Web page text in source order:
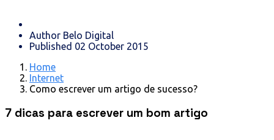
Author Belo Digital
Published 02 October 2015
Home
Internet
Como escrever um artigo de sucesso?
7 dicas para escrever um bom artigo